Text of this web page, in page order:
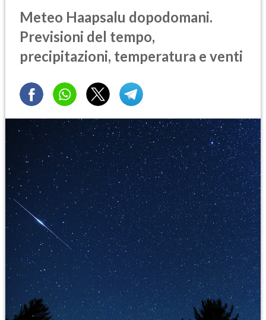
Meteo Haapsalu dopodomani.
Previsioni del tempo,
precipitazioni, temperatura e venti